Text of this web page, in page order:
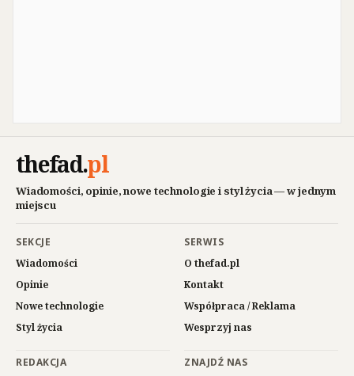
thefad.pl
Wiadomości, opinie, nowe technologie i styl życia — w jednym
miejscu
SEKCJE
Wiadomości
Opinie
Nowe technologie
Styl życia
SERWIS
O thefad.pl
Kontakt
Współpraca / Reklama
Wesprzyj nas
REDAKCJA ZNAJDŹ NAS